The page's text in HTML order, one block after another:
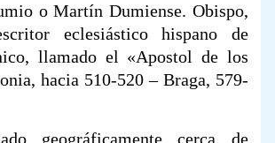
o Martín Dumiense. Obispo,
eclesiástico hispano de
llamado el «Apostol de los
hacia 510-520 – Braga, 579-
geográficamente cerca de